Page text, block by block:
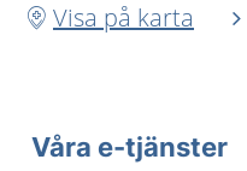
Visa på karta
Våra e-tjänster